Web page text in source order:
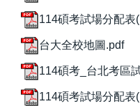
114碩考試場分配表
台大全校地圖.pdf
114碩考_台北考區
114碩考試場分配表